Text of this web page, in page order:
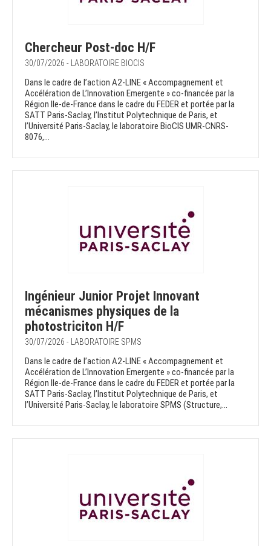
Chercheur Post-doc H/F
30/07/2026 - LABORATOIRE BIOCIS
Dans le cadre de l’action A2-LINE « Accompagnement et
Accélération de L’Innovation Emergente » co-financée par la
Région Ile-de-France dans le cadre du FEDER et portée par la
SATT Paris-Saclay, l’Institut Polytechnique de Paris, et
l’Université Paris-Saclay, le laboratoire BioCIS UMR-CNRS-
8076,...
Ingénieur Junior Projet Innovant
mécanismes physiques de la
photostriciton H/F
30/07/2026 - LABORATOIRE SPMS
Dans le cadre de l’action A2-LINE « Accompagnement et
Accélération de L’Innovation Emergente » co-financée par la
Région Ile-de-France dans le cadre du FEDER et portée par la
SATT Paris-Saclay, l’Institut Polytechnique de Paris, et
l’Université Paris-Saclay, le laboratoire SPMS (Structure,...